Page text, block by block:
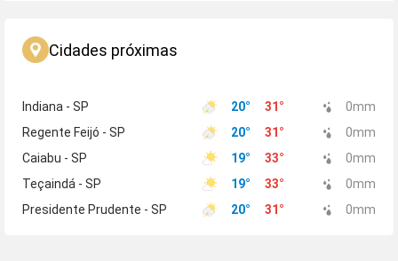
Cidades próximas
Indiana - SP 20° 31 ° 0mm
Regente Feijó - SP
20° 31 ° 0mm
Caiabu - SP
19° 33° 0mm
Teçaindá - SP
19° 33° 0mm
Presidente Prudente - SP
20° 31 ° 0mm